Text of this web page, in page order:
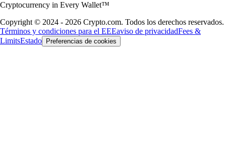
Cryptocurrency in Every Wallet™
Copyright © 2024 - 2026 Crypto.com. Todos los derechos reservados.
Términos y condiciones para el EEEaviso de privacidadFees &
LimitsEstado Preferencias de cookies